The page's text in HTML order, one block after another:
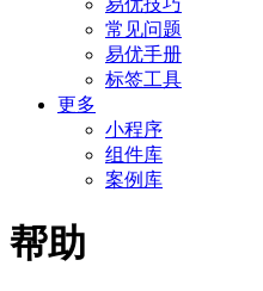
易优技巧
常见问题
易优手册
标签工具
更多
小程序
组件库
案例库
帮助